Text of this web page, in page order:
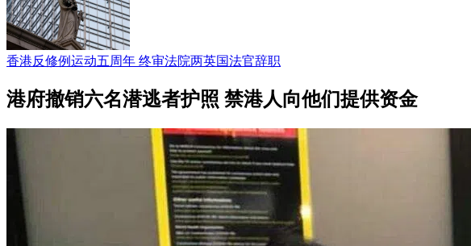
香港反修例运动五周年 终审法院两英国法官辞职
港府撤销六名潜逃者护照 禁港人向他们提供资金